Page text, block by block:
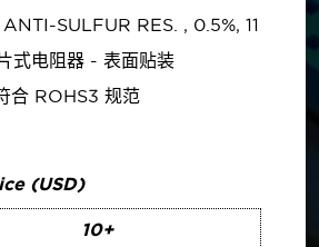
ANTI-SULFUR RES. , 0.5%, 11
式电阻器 - 表面贴装
合 ROHS3 规范
(USD)
10+